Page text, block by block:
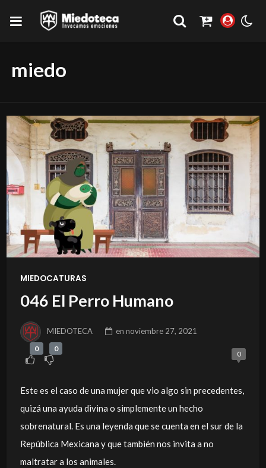
miedo
MIEDOCATURAS
046 El Perro Humano
MIEDOTECA ennoviembre 27, 2021
0 0
0
Este es el caso de una mujer que vio algo sin precedentes,
quizá una ayuda divina o simplemente un hecho
sobrenatural. Es una leyenda que se cuenta en el sur de la
República Mexicana y que también nos invita a no
maltratar a los animales.